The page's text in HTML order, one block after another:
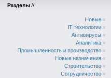
Разделы //
Новые «
IT технологии «
Антивирусы «
Аналитика «
Промышленность и производство «
Новые назначения «
Строительство «
Сотрудничество «